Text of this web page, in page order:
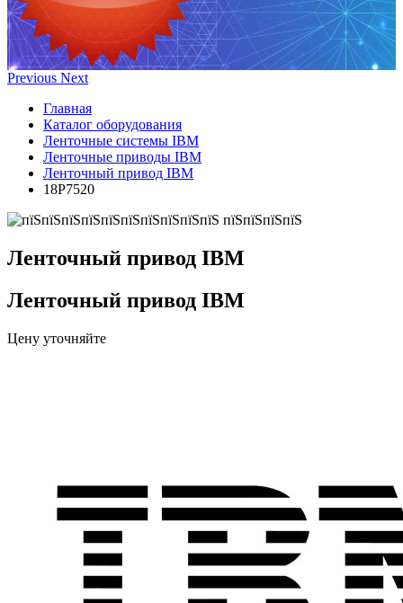
Previous Next
Главная
Каталог оборудования
Ленточные системы IBM
Ленточные приводы IBM
Ленточный привод IBM
18P7520
Ленточный привод IBM
Ленточный привод IBM
Цену уточняйте